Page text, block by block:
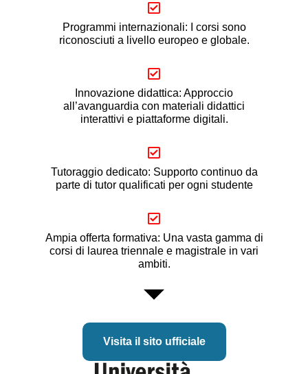
Programmi internazionali: I corsi sono
riconosciuti a livello europeo e globale.
Innovazione didattica: Approccio
all’avanguardia con materiali didattici
interattivi e piattaforme digitali.
Tutoraggio dedicato: Supporto continuo da
parte di tutor qualificati per ogni studente
Ampia offerta formativa: Una vasta gamma di
corsi di laurea triennale e magistrale in vari
ambiti.
Visita il sito ufficiale